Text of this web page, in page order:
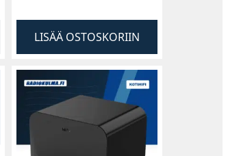
LISÄÄ OSTOSKORIIN